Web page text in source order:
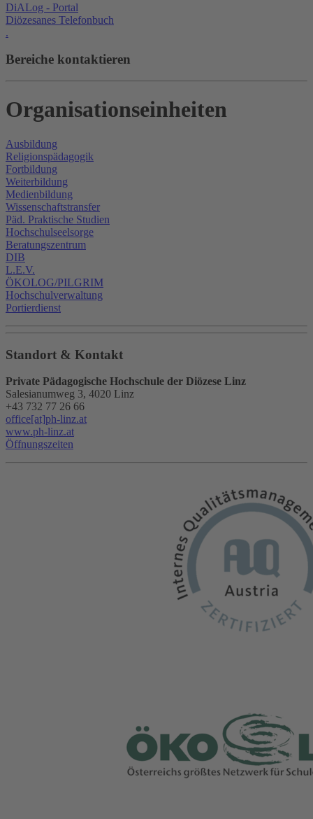
DiALog - Portal
Diözesanes Telefonbuch
.
Bereiche kontaktieren
Organisationseinheiten
Ausbildung
Religionspädagogik
Fortbildung
Weiterbildung
Medienbildung
Wissenschaftstransfer
Päd. Praktische Studien
Hochschulseelsorge
Beratungszentrum
DIB
L.E.V.
ÖKOLOG/PILGRIM
Hochschulverwaltung
Portierdienst
Standort & Kontakt
Private Pädagogische Hochschule der Diözese Linz
Salesianumweg 3, 4020 Linz
+43 732 77 26 66
office[at]ph-linz.at
www.ph-linz.at
Öffnungszeiten